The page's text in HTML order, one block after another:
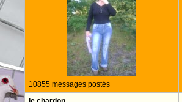
10855 messages postés